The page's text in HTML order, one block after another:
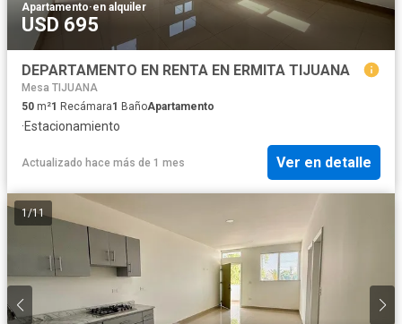
Apartamento·en alquiler
USD 695
DEPARTAMENTO EN RENTA EN ERMITA TIJUANA
Mesa TIJUANA
50 m²1 Recámara1 BañoApartamento
·Estacionamiento
Actualizado hace más de 1 mes Ver en detalle
1/11